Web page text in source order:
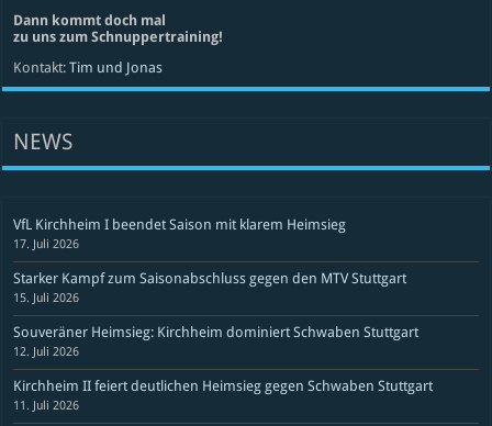
Dann kommt doch mal
zu uns zum Schnuppertraining!
Kontakt:Tim und Jonas
NEWS
VfL Kirchheim I beendet Saison mit klarem Heimsieg
17. Juli 2026
Starker Kampf zum Saisonabschluss gegen den MTV Stuttgart
15. Juli 2026
Souveräner Heimsieg: Kirchheim dominiert Schwaben Stuttgart
12. Juli 2026
Kirchheim II feiert deutlichen Heimsieg gegen Schwaben Stuttgart
11. Juli 2026